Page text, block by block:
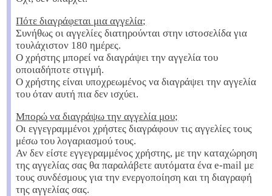
Πότε διαγράφεται μια αγγελία;
Συνήθως οι αγγελίες διατηρούνται στην ιστοσελίδα για
τουλάχιστον 180 ημέρες.
Ο χρήστης μπορεί να διαγράψει την αγγελία του
οποιαδήποτε στιγμή.
Ο χρήστης είναι υποχρεωμένος να διαγράψει την αγγελία
του όταν αυτή πια δεν ισχύει.
Μπορώ να διαγράψω την αγγελία μου;
Οι εγγεγραμμένοι χρήστες διαγράφουν τις αγγελίες τους
μέσω του λογαριασμού τους.
Αν δεν είστε εγγεγραμμένος χρήστης, με την καταχώρηση
της αγγελίας σας θα παραλάβετε αυτόματα ένα e-mail με
τους συνδέσμους για την ενεργοποίηση και τη διαγραφή
της αγγελίας σας.